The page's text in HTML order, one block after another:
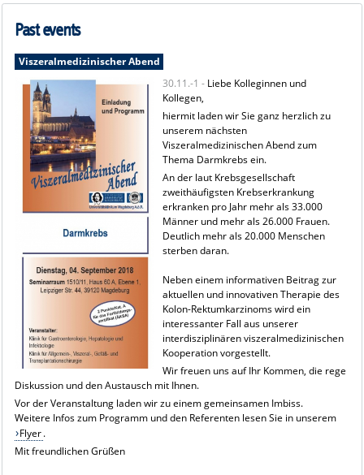
Past events
Viszeralmedizinischer Abend
30.11.-1 - Liebe Kolleginnen und
Kollegen,
hiermit laden wir Sie ganz herzlich zu
unserem nächsten
Viszeralmedizinischen Abend zum
Thema Darmkrebs ein.
An der laut Krebsgesellschaft
zweithäufigsten Krebserkrankung
erkranken pro Jahr mehr als 33.000
Männer und mehr als 26.000 Frauen.
Deutlich mehr als 20.000 Menschen
sterben daran.
Neben einem informativen Beitrag zur
aktuellen und innovativen Therapie des
Kolon-Rektumkarzinoms wird ein
interessanter Fall aus unserer
interdisziplinären viszeralmedizinischen
Kooperation vorgestellt.
Wir freuen uns auf Ihr Kommen, die rege
Diskussion und den Austausch mit Ihnen.
Vor der Veranstaltung laden wir zu einem gemeinsamen Imbiss.
Weitere Infos zum Programm und den Referenten lesen Sie in unserem
Flyer.
Mit freundlichen Grüßen